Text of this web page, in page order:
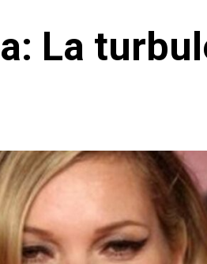
La